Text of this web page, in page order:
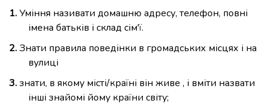
Уміння називати домашню адресу, телефон, повні
імена батьків і склад сім'ї.
Знати правила поведінки в громадських місцях і на
вулиці
знати, в якому місті/країні він живе , і вміти назвати
інші знайомі йому країни світу;